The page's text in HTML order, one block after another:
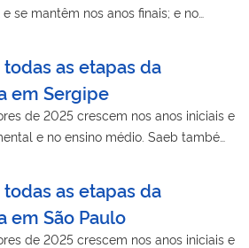
se mantêm nos anos finais; e no
as etapas da
em Sergipe
de 2025 crescem nos anos iniciais e
e no ensino médio. Saeb também
as etapas da
em São Paulo
de 2025 crescem nos anos iniciais e